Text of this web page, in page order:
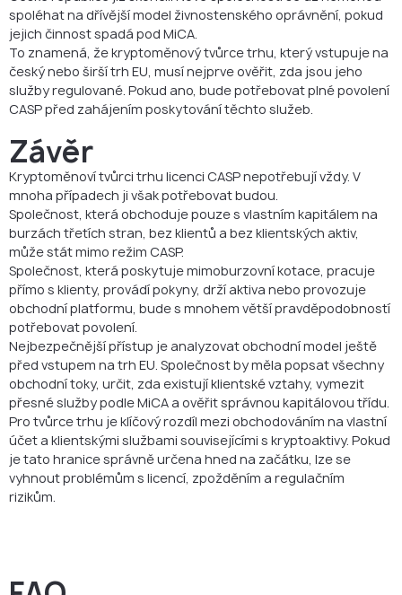
spoléhat na dřívější model živnostenského oprávnění, pokud
jejich činnost spadá pod MiCA.
To znamená, že kryptoměnový tvůrce trhu, který vstupuje na
český nebo širší trh EU, musí nejprve ověřit, zda jsou jeho
služby regulované. Pokud ano, bude potřebovat plné povolení
CASP před zahájením poskytování těchto služeb.
Závěr
Kryptoměnoví tvůrci trhu licenci CASP nepotřebují vždy. V
mnoha případech ji však potřebovat budou.
Společnost, která obchoduje pouze s vlastním kapitálem na
burzách třetích stran, bez klientů a bez klientských aktiv,
může stát mimo režim CASP.
Společnost, která poskytuje mimoburzovní kotace, pracuje
přímo s klienty, provádí pokyny, drží aktiva nebo provozuje
obchodní platformu, bude s mnohem větší pravděpodobností
potřebovat povolení.
Nejbezpečnější přístup je analyzovat obchodní model ještě
před vstupem na trh EU. Společnost by měla popsat všechny
obchodní toky, určit, zda existují klientské vztahy, vymezit
přesné služby podle MiCA a ověřit správnou kapitálovou třídu.
Pro tvůrce trhu je klíčový rozdíl mezi obchodováním na vlastní
účet a klientskými službami souvisejícími s kryptoaktivy. Pokud
je tato hranice správně určena hned na začátku, lze se
vyhnout problémům s licencí, zpožděním a regulačním
rizikům.